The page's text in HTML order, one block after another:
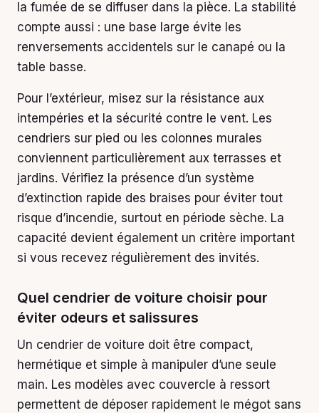
la fumée de se diffuser dans la pièce. La stabilité
compte aussi : une base large évite les
renversements accidentels sur le canapé ou la
table basse.
Pour l’extérieur, misez sur la résistance aux
intempéries et la sécurité contre le vent. Les
cendriers sur pied ou les colonnes murales
conviennent particulièrement aux terrasses et
jardins. Vérifiez la présence d’un système
d’extinction rapide des braises pour éviter tout
risque d’incendie, surtout en période sèche. La
capacité devient également un critère important
si vous recevez régulièrement des invités.
Quel cendrier de voiture choisir pour
éviter odeurs et salissures
Un cendrier de voiture doit être compact,
hermétique et simple à manipuler d’une seule
main. Les modèles avec couvercle à ressort
permettent de déposer rapidement le mégot sans